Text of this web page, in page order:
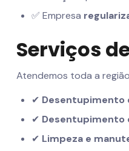
✅ Empresa
Serviços
Atendemos toda a
✔ Desentupimento
✔ Desentupimento
✔ Limpeza e